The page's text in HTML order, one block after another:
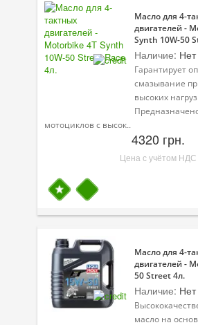
Уход за кондиционером
Смазки
Специальные программы
Велосипедная программа
Масла для лодочных моторов
Моторное масло для мотоцикла
Садовая программа
Технологические жидкости
Зимняя программа
Масло для 4-
двигателей -
Synth 10W-50
Наличие:
Гарантирует
смазывание
высоких
мотоциклов с высок..
4320 грн.
Цена с учётом НДС
Масло для 4-
двигателей -
50 Street 4л.
Наличие:
масло на